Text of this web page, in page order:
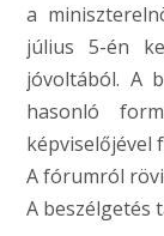
a
július 5-én
jóvoltából. A
hasonló
képviselőjével
A fórumról
A beszélgetés